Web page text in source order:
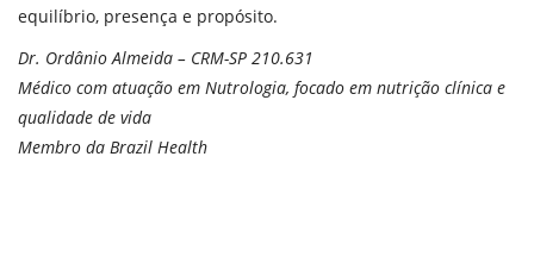
equilíbrio, presença e propósito.
Dr. Ordânio Almeida – CRM-SP 210.631
Médico com atuação em Nutrologia, focado em nutrição clínica e
qualidade de vida
Membro da Brazil Health